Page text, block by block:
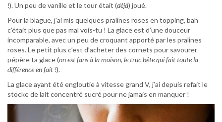
!). Un peu de vanille et le tour était (déjà) joué.
Pour la blague, j’ai mis quelques pralines roses en topping, bah
c’était plus que pas mal vois-tu ! La glace est d’une douceur
incomparable, avec un peu de croquant apporté par les pralines
roses. Le petit plus c’est d’acheter des cornets pour savourer
pépère ta glace (on est fans à la maison, le truc bête qui fait toute la
différence en fait !).
La glace ayant été engloutie à vitesse grand V, j’ai depuis refait le
stocke de lait concentré sucré pour ne jamais en manquer !